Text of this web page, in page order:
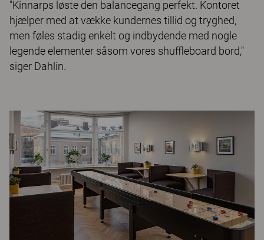
"Kinnarps løste den balancegang perfekt. Kontoret
hjælper med at vække kundernes tillid og tryghed,
men føles stadig enkelt og indbydende med nogle
legende elementer såsom vores shuffleboard bord,"
siger Dahlin.